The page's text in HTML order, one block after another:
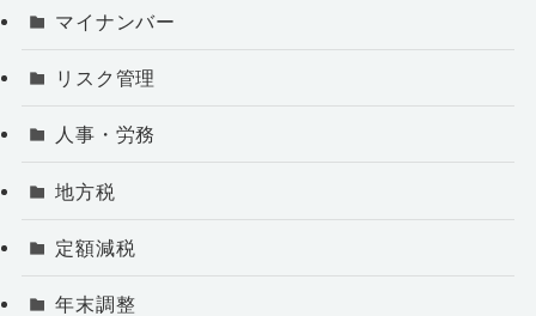
マイナンバー
リスク管理
人事・労務
地方税
定額減税
年末調整